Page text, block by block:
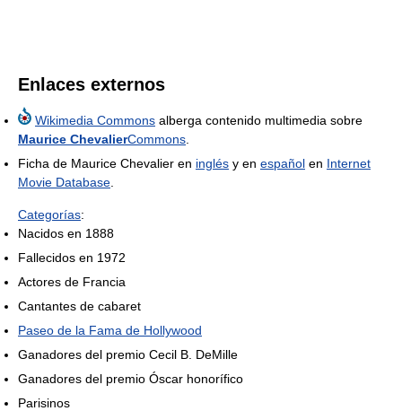
Enlaces externos
Wikimedia Commons alberga contenido multimedia sobre
Maurice ChevalierCommons
Ficha de Maurice Chevalier en inglés y en español en Internet
Movie Database
Categorías:
Nacidos en 1888
Fallecidos en 1972
Actores de Francia
Cantantes de cabaret
Paseo de la Fama de Hollywood
Ganadores del premio Cecil B. DeMille
Ganadores del premio Óscar honorífico
Parisinos